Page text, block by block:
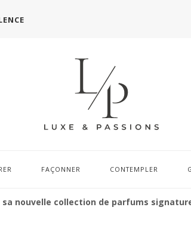
FAÇONNER CONTEMPLER
sa nouvelle collection de parfums